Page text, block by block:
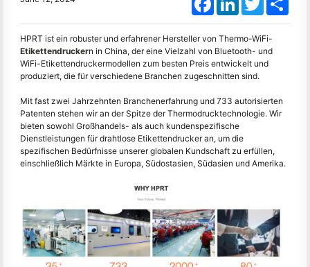
HPRT ist ein robuster und erfahrener Hersteller von Thermo-WiFi-
Etikettendruckern in China, der eine Vielzahl von Bluetooth- und
WiFi-Etikettendruckermodellen zum besten Preis entwickelt und
produziert, die für verschiedene Branchen zugeschnitten sind.
Mit fast zwei Jahrzehnten Branchenerfahrung und 733 autorisierten
Patenten stehen wir an der Spitze der Thermodrucktechnologie. Wir
bieten sowohl Großhandels- als auch kundenspezifische
Dienstleistungen für drahtlose Etikettendrucker an, um die
spezifischen Bedürfnisse unserer globalen Kundschaft zu erfüllen,
einschließlich Märkte in Europa, Südostasien, Südasien und Amerika.